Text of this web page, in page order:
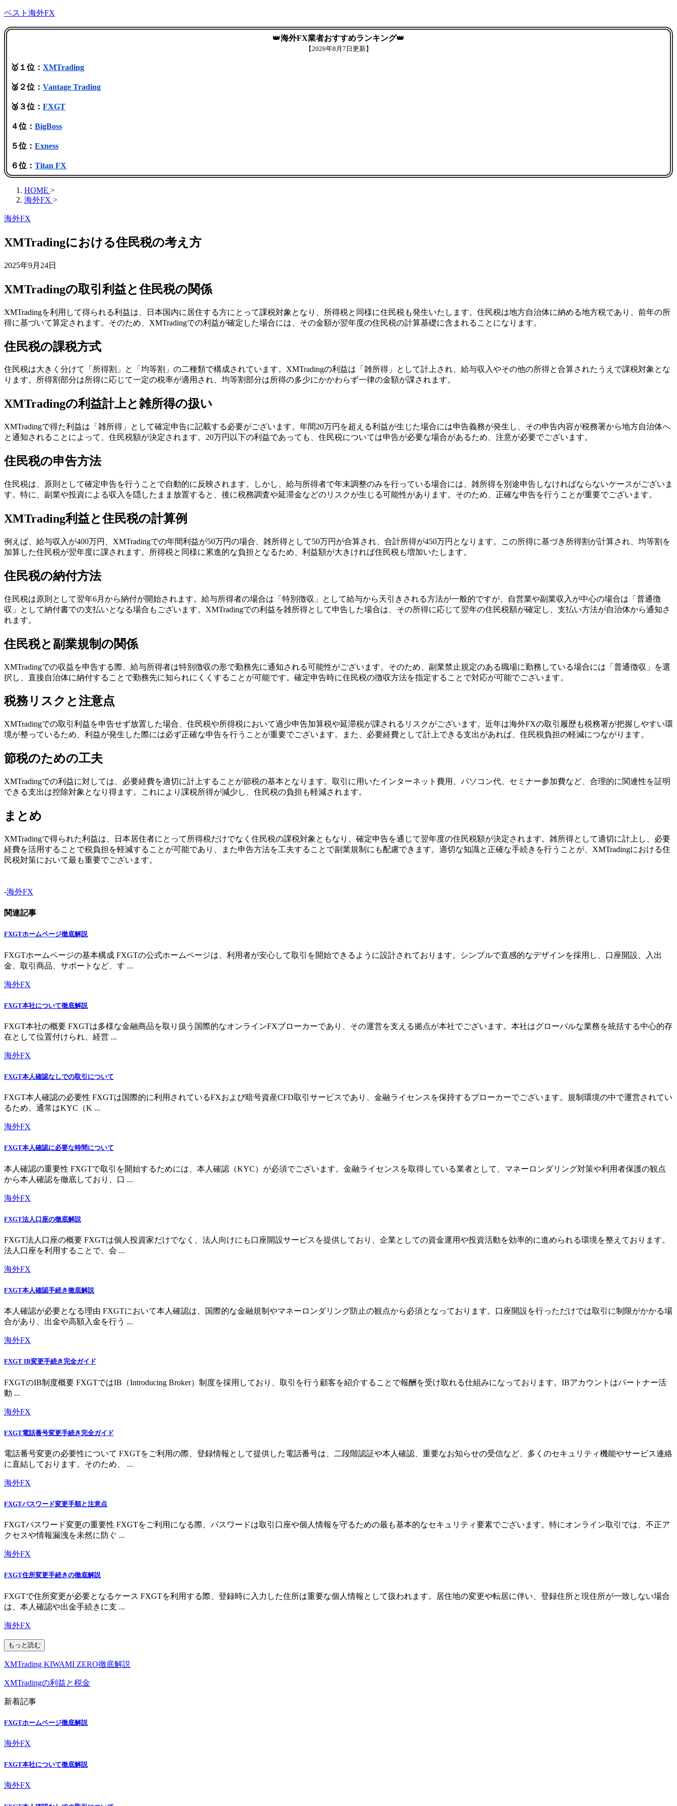
ベスト海外FX
👑海外FX業者おすすめランキング👑
【2026年8月7日更新】
🥇１位： XMTrading
🥈２位： Vantage Trading
🥉３位： FXGT
４位： BigBoss
５位： Exness
６位： Titan FX
HOME >
海外FX >
海外FX
XMTradingにおける住民税の考え方
2025年9月24日
XMTradingの取引利益と住民税の関係
XMTradingを利用して得られる利益は、日本国内に居住する方にとって課税対象となり、所得税と同様に住民税も発生いたします。住民税は地方自治体に納める地方税であり、前年の所
得に基づいて算定されます。そのため、XMTradingでの利益が確定した場合には、その金額が翌年度の住民税の計算基礎に含まれることになります。
住民税の課税方式
住民税は大きく分けて「所得割」と「均等割」の二種類で構成されています。XMTradingの利益は「雑所得」として計上され、給与収入やその他の所得と合算されたうえで課税対象とな
ります。所得割部分は所得に応じて一定の税率が適用され、均等割部分は所得の多少にかかわらず一律の金額が課されます。
XMTradingの利益計上と雑所得の扱い
XMTradingで得た利益は「雑所得」として確定申告に記載する必要がございます。年間20万円を超える利益が生じた場合には申告義務が発生し、その申告内容が税務署から地方自治体へ
と通知されることによって、住民税額が決定されます。20万円以下の利益であっても、住民税については申告が必要な場合があるため、注意が必要でございます。
住民税の申告方法
住民税は、原則として確定申告を行うことで自動的に反映されます。しかし、給与所得者で年末調整のみを行っている場合には、雑所得を別途申告しなければならないケースがございま
す。特に、副業や投資による収入を隠したまま放置すると、後に税務調査や延滞金などのリスクが生じる可能性があります。そのため、正確な申告を行うことが重要でございます。
XMTrading利益と住民税の計算例
例えば、給与収入が400万円、XMTradingでの年間利益が50万円の場合、雑所得として50万円が合算され、合計所得が450万円となります。この所得に基づき所得割が計算され、均等割を
加算した住民税が翌年度に課されます。所得税と同様に累進的な負担となるため、利益額が大きければ住民税も増加いたします。
住民税の納付方法
住民税は原則として翌年6月から納付が開始されます。給与所得者の場合は「特別徴収」として給与から天引きされる方法が一般的ですが、自営業や副業収入が中心の場合は「普通徴
収」として納付書での支払いとなる場合もございます。XMTradingでの利益を雑所得として申告した場合は、その所得に応じて翌年の住民税額が確定し、支払い方法が自治体から通知さ
れます。
住民税と副業規制の関係
XMTradingでの収益を申告する際、給与所得者は特別徴収の形で勤務先に通知される可能性がございます。そのため、副業禁止規定のある職場に勤務している場合には「普通徴収」を選
択し、直接自治体に納付することで勤務先に知られにくくすることが可能です。確定申告時に住民税の徴収方法を指定することで対応が可能でございます。
税務リスクと注意点
XMTradingでの取引利益を申告せず放置した場合、住民税や所得税において過少申告加算税や延滞税が課されるリスクがございます。近年は海外FXの取引履歴も税務署が把握しやすい環
境が整っているため、利益が発生した際には必ず正確な申告を行うことが重要でございます。また、必要経費として計上できる支出があれば、住民税負担の軽減につながります。
節税のための工夫
XMTradingでの利益に対しては、必要経費を適切に計上することが節税の基本となります。取引に用いたインターネット費用、パソコン代、セミナー参加費など、合理的に関連性を証明
できる支出は控除対象となり得ます。これにより課税所得が減少し、住民税の負担も軽減されます。
まとめ
XMTradingで得られた利益は、日本居住者にとって所得税だけでなく住民税の課税対象ともなり、確定申告を通じて翌年度の住民税額が決定されます。雑所得として適切に計上し、必要
経費を活用することで税負担を軽減することが可能であり、また申告方法を工夫することで副業規制にも配慮できます。適切な知識と正確な手続きを行うことが、XMTradingにおける住
民税対策において最も重要でございます。
-海外FX
関連記事
FXGTホームページ徹底解説
FXGTホームページの基本構成 FXGTの公式ホームページは、利用者が安心して取引を開始できるように設計されております。シンプルで直感的なデザインを採用し、口座開設、入出
金、取引商品、サポートなど、す ...
海外FX
FXGT本社について徹底解説
FXGT本社の概要 FXGTは多様な金融商品を取り扱う国際的なオンラインFXブローカーであり、その運営を支える拠点が本社でございます。本社はグローバルな業務を統括する中心的存
在として位置付けられ、経営 ...
海外FX
FXGT本人確認なしでの取引について
FXGT本人確認の必要性 FXGTは国際的に利用されているFXおよび暗号資産CFD取引サービスであり、金融ライセンスを保持するブローカーでございます。規制環境の中で運営されてい
るため、通常はKYC（K ...
海外FX
FXGT本人確認に必要な時間について
本人確認の重要性 FXGTで取引を開始するためには、本人確認（KYC）が必須でございます。金融ライセンスを取得している業者として、マネーロンダリング対策や利用者保護の観点
から本人確認を徹底しており、口 ...
海外FX
FXGT法人口座の徹底解説
FXGT法人口座の概要 FXGTは個人投資家だけでなく、法人向けにも口座開設サービスを提供しており、企業としての資金運用や投資活動を効率的に進められる環境を整えております。
法人口座を利用することで、会 ...
海外FX
FXGT本人確認手続き徹底解説
本人確認が必要となる理由 FXGTにおいて本人確認は、国際的な金融規制やマネーロンダリング防止の観点から必須となっております。口座開設を行っただけでは取引に制限がかかる場
合があり、出金や高額入金を行う ...
海外FX
FXGT IB変更手続き完全ガイド
FXGTのIB制度概要 FXGTではIB（Introducing Broker）制度を採用しており、取引を行う顧客を紹介することで報酬を受け取れる仕組みになっております。IBアカウントはパートナー活
動 ...
海外FX
FXGT電話番号変更手続き完全ガイド
電話番号変更の必要性について FXGTをご利用の際、登録情報として提供した電話番号は、二段階認証や本人確認、重要なお知らせの受信など、多くのセキュリティ機能やサービス連絡
に直結しております。そのため、 ...
海外FX
FXGTパスワード変更手順と注意点
FXGTパスワード変更の重要性 FXGTをご利用になる際、パスワードは取引口座や個人情報を守るための最も基本的なセキュリティ要素でございます。特にオンライン取引では、不正ア
クセスや情報漏洩を未然に防ぐ ...
海外FX
FXGT住所変更手続きの徹底解説
FXGTで住所変更が必要となるケース FXGTを利用する際、登録時に入力した住所は重要な個人情報として扱われます。居住地の変更や転居に伴い、登録住所と現住所が一致しない場合
は、本人確認や出金手続きに支 ...
海外FX
もっと読む
XMTrading KIWAMI ZERO徹底解説
XMTradingの利益と税金
新着記事
FXGTホームページ徹底解説
海外FX
FXGT本社について徹底解説
海外FX